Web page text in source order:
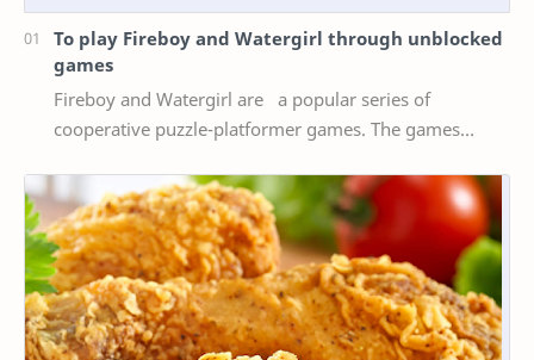
To play Fireboy and Watergirl through unblocked
games
Fireboy and Watergirl are a popular series of
cooperative puzzle-platformer games. The games
mus…